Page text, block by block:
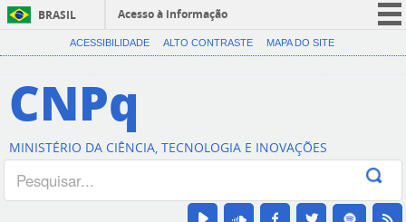
BRASIL
Acesso à informação
CORONAVÍRUS (COVID-19)
Canais
ACESSIBILIDADE ALTO CONTRASTE MAPA DO SITE
CNPq
MINISTÉRIO DA CIÊNCIA, TECNOLOGIA E INOVAÇÕES